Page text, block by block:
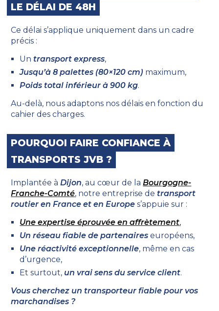
LE DÉLAI DE 48H
Ce délai s’applique uniquement dans un cadre
précis :
Untransport express,
Jusqu’à 8 palettes (80×120 cm) maximum,
Poids total inférieur à 900 kg.
Au-delà, nous adaptons nos délais en fonction du
cahier des charges.
POURQUOI FAIRE CONFIANCE À
TRANSPORTS JVB ?
Implantée àDijon, au cœur de laBourgogne-
Franche-Comté, notre entreprise detransport
routier en France et en Europe s’appuie sur :
Une expertise éprouvée en affrètement,
Un réseau fiable de partenaires européens,
Une réactivité exceptionnelle, même en cas
d’urgence,
Et surtout, un vrai sens du service client.
Vous cherchez un transporteur fiable pour vos
marchandises ?